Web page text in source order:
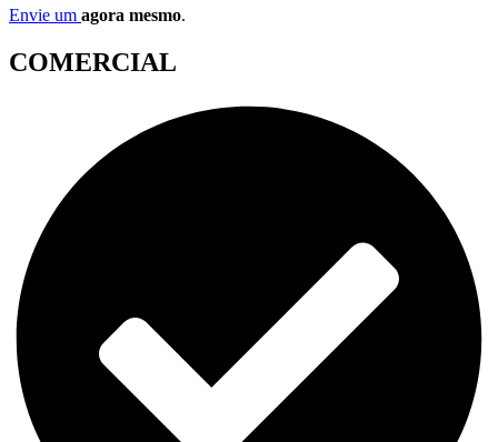
Envie um agora mesmo.
COMERCIAL